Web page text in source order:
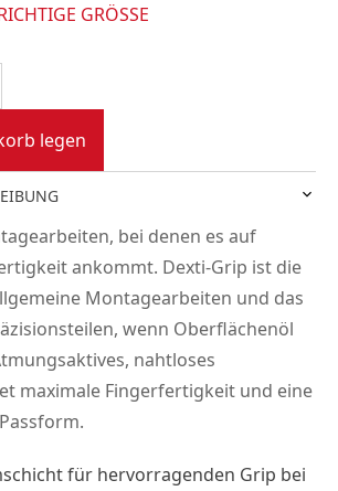
GRÖSSE
legen
bei denen es auf
ankommt. Dexti-Grip ist die
Montagearbeiten und das
wenn Oberflächenöl
nahtloses
maximale Fingerfertigkeit und eine
für hervorragenden Grip bei